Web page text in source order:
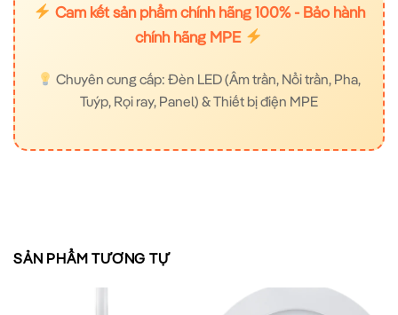
Cam kết sản phẩm chính hãng 100% - Bảo hành
chính hãng MPE
Chuyên cung cấp: Đèn LED (Âm trần, Nổi trần, Pha,
Tuýp, Rọi ray, Panel) & Thiết bị điện MPE
SẢN PHẨM TƯƠNG TỰ